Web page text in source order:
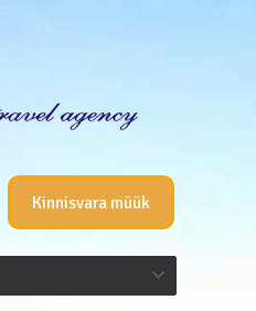
Kinnisvara müük